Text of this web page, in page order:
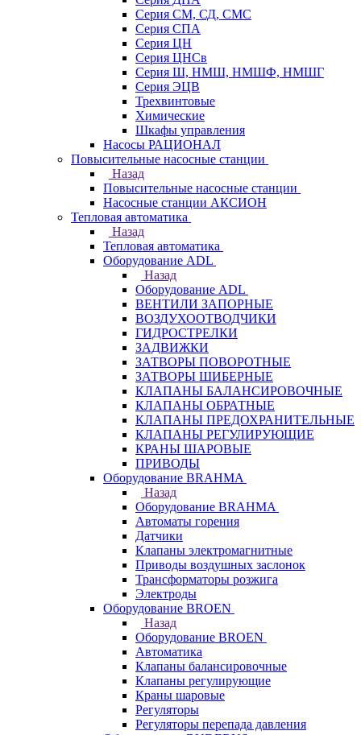
Серия СМ, СД, СМС
Серия СПА
Серия ЦН
Серия ЦНСв
Серия Ш, НМШ, НМШФ, НМШГ
Серия ЭЦВ
Трехвинтовые
Химические
Шкафы управления
Насосы РАЦИОНАЛ
Повысительные насосные станции
Назад
Повысительные насосные станции
Насосные станции АКСИОН
Тепловая автоматика
Назад
Тепловая автоматика
Оборудование ADL
Назад
Оборудование ADL
ВЕНТИЛИ ЗАПОРНЫЕ
ВОЗДУХООТВОДЧИКИ
ГИДРОСТРЕЛКИ
ЗАДВИЖКИ
ЗАТВОРЫ ПОВОРОТНЫЕ
ЗАТВОРЫ ШИБЕРНЫЕ
КЛАПАНЫ БАЛАНСИРОВОЧНЫЕ
КЛАПАНЫ ОБРАТНЫЕ
КЛАПАНЫ ПРЕДОХРАНИТЕЛЬНЫЕ
КЛАПАНЫ РЕГУЛИРУЮЩИЕ
КРАНЫ ШАРОВЫЕ
ПРИВОДЫ
Оборудование BRAHMA
Назад
Оборудование BRAHMA
Автоматы горения
Датчики
Клапаны электромагнитные
Приводы воздушных заслонок
Трансформаторы розжига
Электроды
Оборудование BROEN
Назад
Оборудование BROEN
Автоматика
Клапаны балансировочные
Клапаны регулирующие
Краны шаровые
Регуляторы
Регуляторы перепада давления